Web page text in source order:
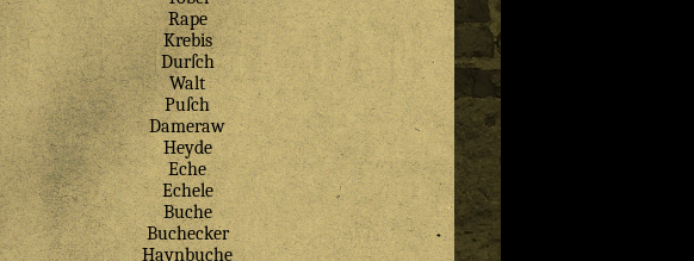
Rape
Krebis
Durſch
Walt
Puſch
Dameraw
Heyde
Eche
Echele
Buche
Buchecker
Haynbuche